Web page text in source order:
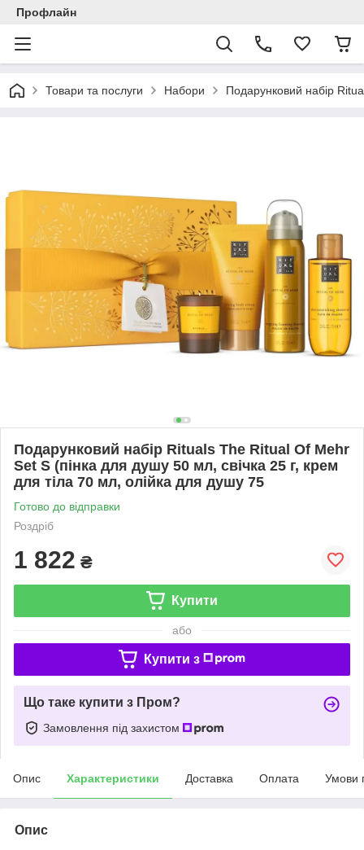
Профлайн
Товари та послуги Набори Подарунковий набір
Подарунковий набір Rituals The Ritual Of Mehr
Set S (пінка для душу 50 мл, свічка 25 г, крем
для тіла 70 мл, олійка для душу 75
Готово до відправки
Роздріб
1 822 ₴
Купити
або
Купити з
Що таке купити з Пром?
Замовлення під захистом
Опис Характеристики Доставка Оплата Умови
Опис